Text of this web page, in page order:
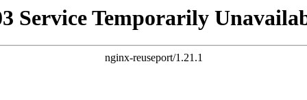
Service Temporarily
nginx-reuseport/1.21.1